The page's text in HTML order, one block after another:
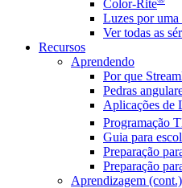
Color-Rite
Luzes por uma
Ver todas as
Recursos
Aprendendo
Por que
Pedras
Aplicações de
Programação
Guia para
Preparação
Preparação
Aprendizagem (cont.)